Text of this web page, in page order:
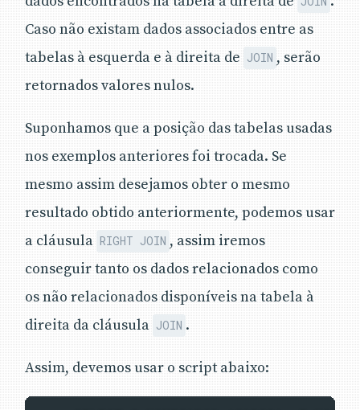
Caso não existam dados associados entre as
tabelas à esquerda e à direita de JOIN , serão
retornados valores nulos.
Suponhamos que a posição das tabelas usadas
nos exemplos anteriores foi trocada. Se
mesmo assim desejamos obter o mesmo
resultado obtido anteriormente, podemos usar
a cláusula RIGHT JOIN , assim iremos
conseguir tanto os dados relacionados como
os não relacionados disponíveis na tabela à
direita da cláusula JOIN .
Assim, devemos usar o script abaixo: